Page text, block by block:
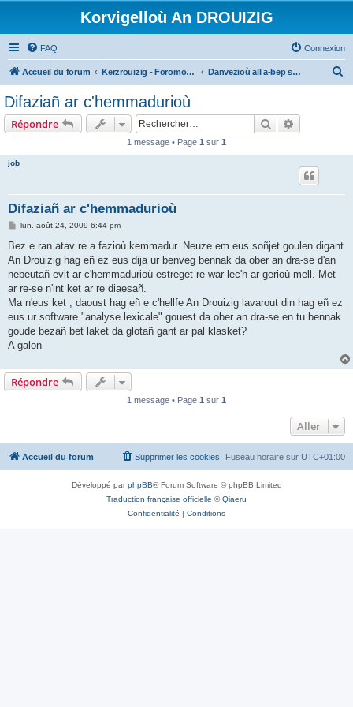
Korvigelloù An DROUIZIG
FAQ Connexion
Accueil du forum Kerzrouizig - Foromoù An Drouizig Danvezioù all a-bep seurt
Difaziañ ar c'hemmadurioù
Répondre Rechercher
1 message • Page 1 sur 1
job
Difaziañ ar c'hemmadurioù
M
s
a
g
lun. août 24, 2009 6:44 pm
Bez e ran atav re a fazioù kemmadur. Neuze em eus soñjet goulen digant
An Drouizig hag eñ ez eus dija ur benveg bennak da ober an dra-se d'an
nebeutañ evit ar c'hemmadurioù estreget re war lec'h ar gerioù-mell. Met
ar re-se n'int ket ar re diaesañ.
Ma n'eus ket , daoust hag eñ e c'hellfe An Drouizig lavarout din hag eñ ez
eus ur software "analyse lexicale" gouest da ober an dra-se en tu bennak
goude bezañ bet laket da glotañ gant ar pal klasket?
A galon
Répondre
1 message • Page 1 sur 1
Aller
Accueil du forum Fuseau horaire sur UTC+01:00
Supprimer les cookies
Développé parphpBB® Forum Software © phpBB Limited
Traduction française officielle ©Qiaeru
Confidentialité | Conditions